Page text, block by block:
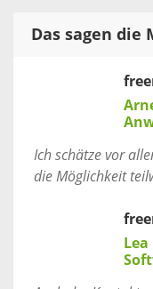
Das sagen
Ich schätze vor
die Möglichkeit
Lea